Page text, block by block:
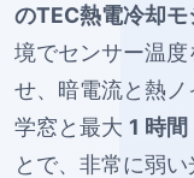
のTEC熱電冷却モ
境でセンサー温度
せ、暗電流と熱
学窓と最大 1 時間
とで、非常に弱